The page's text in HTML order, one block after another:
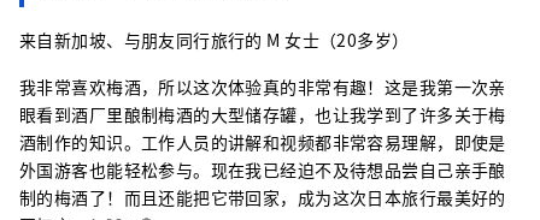
来自新加坡、与朋友同行旅行的 M 女士（20多岁）
我非常喜欢梅酒，所以这次体验真的非常有趣！这是我第一次亲
眼看到酒厂里酿制梅酒的大型储存罐，也让我学到了许多关于梅
酒制作的知识。工作人员的讲解和视频都非常容易理解，即使是
外国游客也能轻松参与。现在我已经迫不及待想品尝自己亲手酿
制的梅酒了！而且还能把它带回家，成为这次日本旅行最美好的